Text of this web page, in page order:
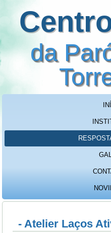
da
- Atelier Laços